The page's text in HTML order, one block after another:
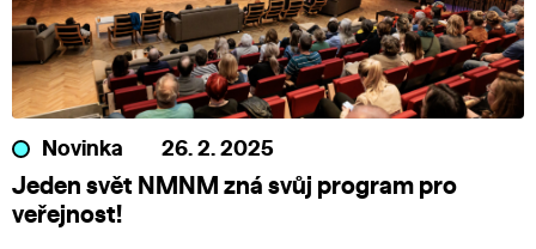
Novinka 26. 2. 2025
Jeden svět NMNM zná svůj program pro
veřejnost!